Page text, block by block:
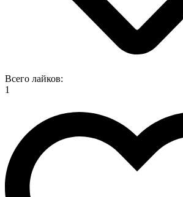
Всего лайков:
1